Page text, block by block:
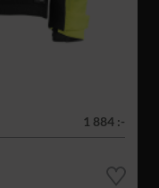
1 884 :-